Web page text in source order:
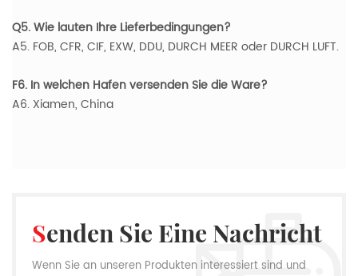
Q5. Wie lauten Ihre Lieferbedingungen?
A5. FOB, CFR, CIF, EXW, DDU, DURCH MEER oder DURCH LUFT.
F6. In welchen Hafen versenden Sie die Ware?
A6. Xiamen, China
Senden Sie Eine Nachricht
Wenn Sie an unseren Produkten interessiert sind und